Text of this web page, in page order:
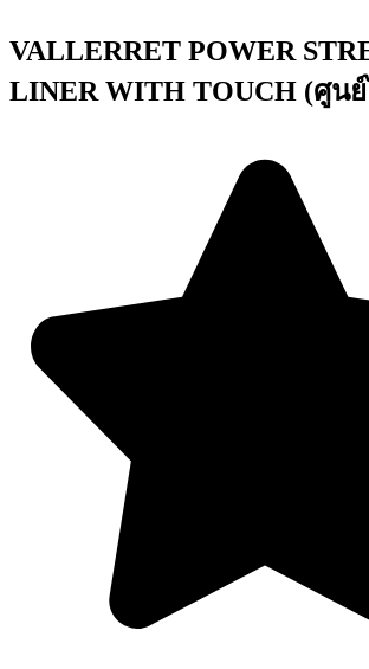
VALLERRET POWER
LINER WITH TOUCH (ศูน